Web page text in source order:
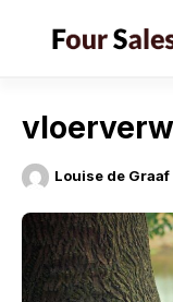
Louise de Graaf